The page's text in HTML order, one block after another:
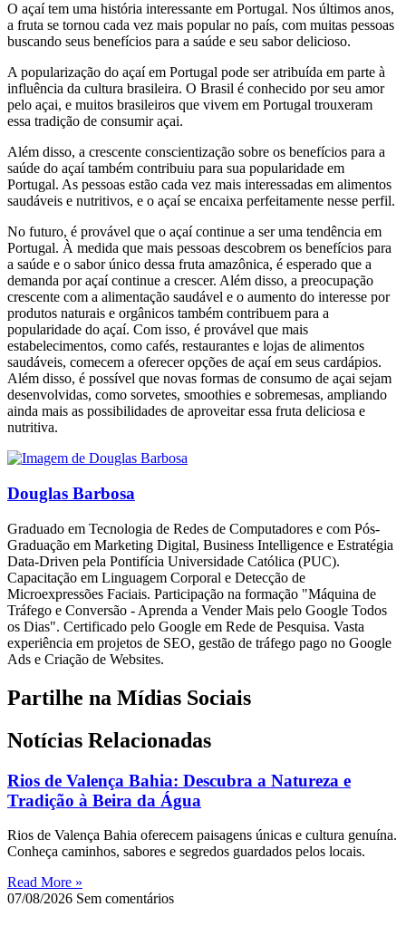
O açaí tem uma história interessante em Portugal. Nos últimos anos,
a fruta se tornou cada vez mais popular no país, com muitas pessoas
buscando seus benefícios para a saúde e seu sabor delicioso.
A popularização do açaí em Portugal pode ser atribuída em parte à
influência da cultura brasileira. O Brasil é conhecido por seu amor
pelo açai, e muitos brasileiros que vivem em Portugal trouxeram
essa tradição de consumir açai.
Além disso, a crescente conscientização sobre os benefícios para a
saúde do açaí também contribuiu para sua popularidade em
Portugal. As pessoas estão cada vez mais interessadas em alimentos
saudáveis ​​e nutritivos, e o açaí se encaixa perfeitamente nesse perfil.
No futuro, é provável que o açaí continue a ser uma tendência em
Portugal. À medida que mais pessoas descobrem os benefícios para
a saúde e o sabor único dessa fruta amazônica, é esperado que a
demanda por açaí continue a crescer. Além disso, a preocupação
crescente com a alimentação saudável e o aumento do interesse por
produtos naturais e orgânicos também contribuem para a
popularidade do açaí. Com isso, é provável que mais
estabelecimentos, como cafés, restaurantes e lojas de alimentos
saudáveis, comecem a oferecer opções de açaí em seus cardápios.
Além disso, é possível que novas formas de consumo de açai sejam
desenvolvidas, como sorvetes, smoothies e sobremesas, ampliando
ainda mais as possibilidades de aproveitar essa fruta deliciosa e
nutritiva.
Douglas Barbosa
Graduado em Tecnologia de Redes de Computadores e com Pós-
Graduação em Marketing Digital, Business Intelligence e Estratégia
Data-Driven pela Pontifícia Universidade Católica (PUC).
Capacitação em Linguagem Corporal e Detecção de
Microexpressões Faciais. Participação na formação "Máquina de
Tráfego e Conversão - Aprenda a Vender Mais pelo Google Todos
os Dias". Certificado pelo Google em Rede de Pesquisa. Vasta
experiência em projetos de SEO, gestão de tráfego pago no Google
Ads e Criação de Websites.
Partilhe na Mídias Sociais
Notícias Relacionadas
Rios de Valença Bahia: Descubra a Natureza e
Tradição à Beira da Água
Rios de Valença Bahia oferecem paisagens únicas e cultura genuína.
Conheça caminhos, sabores e segredos guardados pelos locais.
Read More »
07/08/2026 Sem comentários